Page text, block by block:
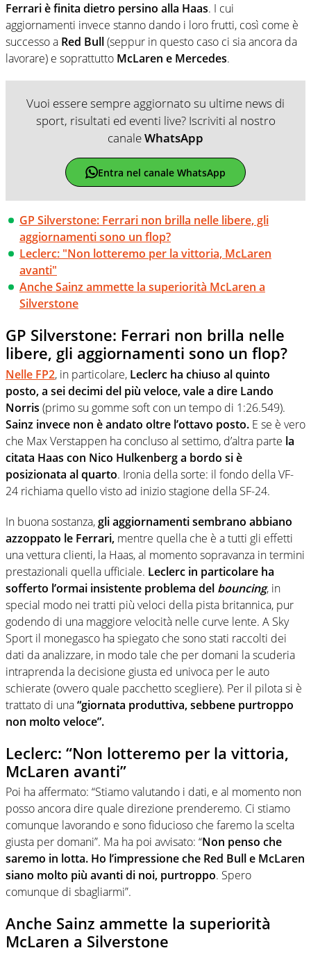
Ferrari è finita dietro persino alla Haas. I cui
aggiornamenti invece stanno dando i loro frutti, così come è
successo a Red Bull(seppur in questo caso ci sia ancora da
lavorare) e soprattutto McLaren e Mercedes.
Vuoi essere sempre aggiornato su ultime news di
sport, risultati ed eventi live? Iscriviti al nostro
canaleWhatsApp
Entra nel canale WhatsApp
GP Silverstone: Ferrari non brilla nelle libere, gli
aggiornamenti sono un flop?
Leclerc: "Non lotteremo per la vittoria, McLaren
avanti"
Anche Sainz ammette la superiorità McLaren a
Silverstone
GP Silverstone: Ferrari non brilla nelle
libere, gli aggiornamenti sono un flop?
Nelle FP2, in particolare, Leclerc ha chiuso al quinto
posto, a sei decimi del più veloce, vale a dire Lando
Norris (primo su gomme soft con un tempo di 1:26.549).
Sainz invece non è andato oltre l’ottavo posto. E se è vero
che Max Verstappen ha concluso al settimo, d’altra parte la
citata Haas con Nico Hulkenberg a bordo si è
posizionata al quarto. Ironia della sorte: il fondo della VF-
24 richiama quello visto ad inizio stagione della SF-24.
In buona sostanza,gli aggiornamenti sembrano abbiano
azzoppato le Ferrari, mentre quella che è a tutti gli effetti
una vettura clienti, la Haas, al momento sopravanza in termini
prestazionali quella ufficiale. Leclerc in particolare ha
sofferto l’ormai insistente problema del bouncing, in
special modo nei tratti più veloci della pista britannica, pur
godendo di una maggiore velocità nelle curve lente. A Sky
Sport il monegasco ha spiegato che sono stati raccolti dei
dati da analizzare, in modo tale che per domani la scuderia
intraprenda la decisione giusta ed univoca per le auto
schierate (ovvero quale pacchetto scegliere). Per il pilota si è
trattato di una“giornata produttiva, sebbene purtroppo
non molto veloce”.
Leclerc: “Non lotteremo per la vittoria,
McLaren avanti”
Poi ha affermato: “Stiamo valutando i dati, e al momento non
posso ancora dire quale direzione prenderemo. Ci stiamo
comunque lavorando e sono fiducioso che faremo la scelta
giusta per domani”. Ma ha poi avvisato: “Non penso che
saremo in lotta. Ho l’impressione che Red Bull e McLaren
siano molto più avanti di noi, purtroppo. Spero
comunque di sbagliarmi”.
Anche Sainz ammette la superiorità
McLaren a Silverstone